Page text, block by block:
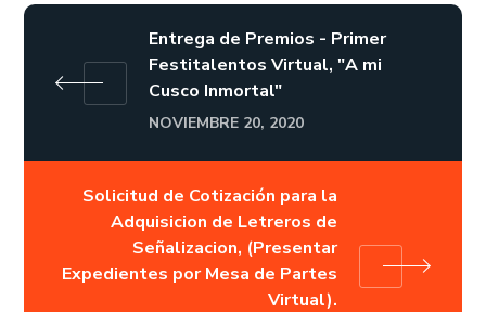
Entrega de Premios - Primer
Festitalentos Virtual, "A mi
Cusco Inmortal"
NOVIEMBRE 20, 2020
Solicitud de Cotización para la
Adquisicion de Letreros de
Señalizacion, (Presentar
Expedientes por Mesa de Partes
Virtual).